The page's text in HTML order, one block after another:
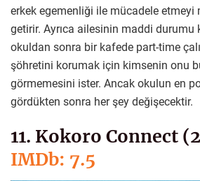
erkek egemenliği ile mücadele etmeyi
getirir. Ayrıca ailesinin maddi durumu
okuldan sonra bir kafede part-time
şöhretini korumak için kimsenin onu
görmemesini ister. Ancak okulun en
gördükten sonra her şey değişecektir.
11. Kokoro Connect
IMDb: 7.5